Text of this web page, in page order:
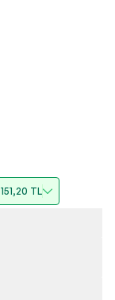
151,20 TL